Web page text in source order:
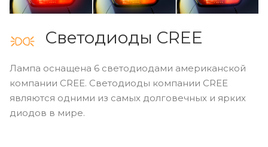
Светодиоды CREE
Лампа оснащена 6 светодиодами американской
компании CREE. Светодиоды компании CREE
являются одними из самых долговечных и ярких
диодов в мире.